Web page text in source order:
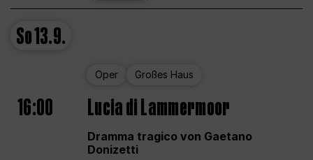
So13.9.
Oper Großes Haus
16:00 Lucia di Lammermoor
Dramma tragico von Gaetano
Donizetti